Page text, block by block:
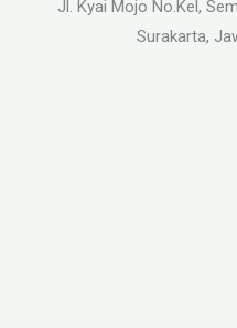
Jl. Kyai Mojo No.Kel,
Surakarta,